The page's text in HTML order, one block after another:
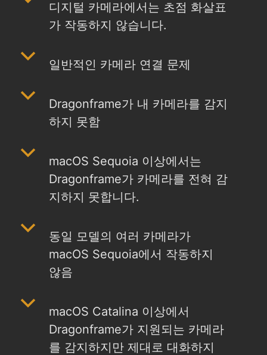
디지털 카메라에서는 초점 화살표
가 작동하지 않습니다.
b 일반적인 카메라 연결 문제
b
Dragonframe가 내 카메라를 감지
하지 못함
b
macOS Sequoia 이상에서는
Dragonframe가 카메라를 전혀 감
지하지 못합니다.
b
동일 모델의 여러 카메라가
macOS Sequoia에서 작동하지
않음
b
macOS Catalina 이상에서
Dragonframe가 지원되는 카메라
를 감지하지만 제대로 대화하지